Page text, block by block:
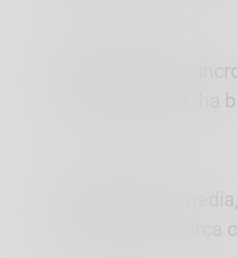
Bellissimo
una vita difficile, ha
Taglia
non conosce, cerca